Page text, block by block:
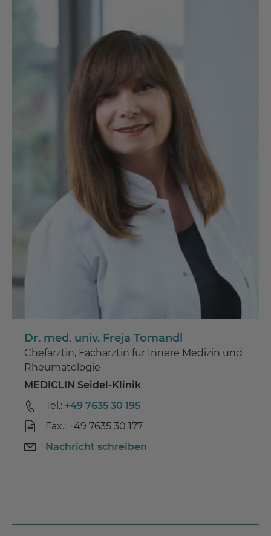
Dr. med. univ. Freja Tomandl
Chefärztin, Fachärztin für Innere Medizin und
Rheumatologie
MEDICLIN Seidel-Klinik
Tel.: +49 7635 30 195
Fax.: +49 7635 30 177
Nachricht schreiben